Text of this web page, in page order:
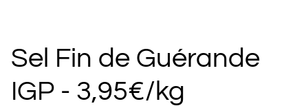
Sel Fin de Guérande
IGP - 3,95€/kg